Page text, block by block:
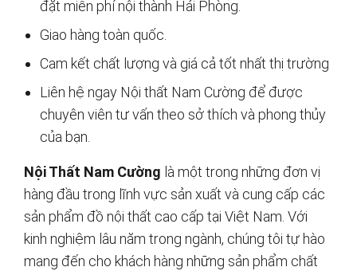
đặt miễn phí nội thành Hải Phòng.
Giao hàng toàn quốc.
Cam kết chất lượng và giá cả tốt nhất thị trường
Liên hệ ngay Nội thất Nam Cường để được
chuyên viên tư vấn theo sở thích và phong thủy
của bạn.
Nội Thất Nam Cường là một trong những đơn vị
hàng đầu trong lĩnh vực sản xuất và cung cấp các
sản phẩm đồ nội thất cao cấp tại Việt Nam. Với
kinh nghiệm lâu năm trong ngành, chúng tôi tự hào
mang đến cho khách hàng những sản phẩm chất